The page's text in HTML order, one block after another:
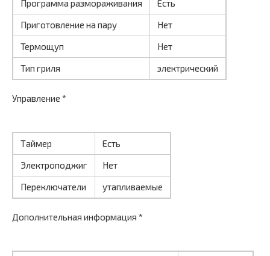
Программа размораживания
Есть
Приготовление на пару
Нет
Термощуп
Нет
Тип гриля
электрический
Управление *
Таймер
Есть
Электроподжиг
Нет
Переключатели
утапливаемые
Дополнительная информация *